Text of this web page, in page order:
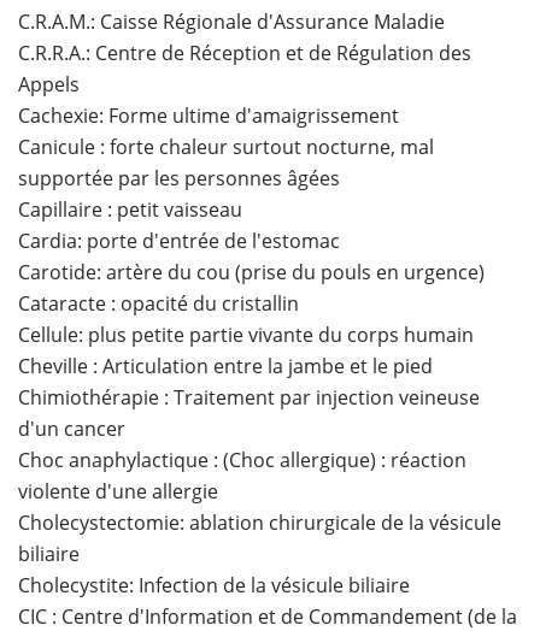
C.R.A.M.: Caisse Régionale d'Assurance Maladie
C.R.R.A.: Centre de Réception et de Régulation des
Appels
Cachexie: Forme ultime d'amaigrissement
Canicule : forte chaleur surtout nocturne, mal
supportée par les personnes âgées
Capillaire : petit vaisseau
Cardia: porte d'entrée de l'estomac
Carotide: artère du cou (prise du pouls en urgence)
Cataracte : opacité du cristallin
Cellule: plus petite partie vivante du corps humain
Cheville : Articulation entre la jambe et le pied
Chimiothérapie : Traitement par injection veineuse
d'un cancer
Choc anaphylactique : (Choc allergique) : réaction
violente d'une allergie
Cholecystectomie: ablation chirurgicale de la vésicule
biliaire
Cholecystite: Infection de la vésicule biliaire
CIC : Centre d'Information et de Commandement (de la